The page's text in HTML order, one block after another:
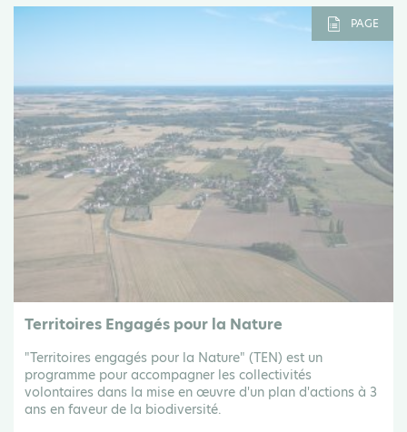
PAGE
Territoires Engagés pour la Nature
"Territoires engagés pour la Nature" (TEN) est un
programme pour accompagner les collectivités
volontaires dans la mise en œuvre d'un plan d'actions à 3
ans en faveur de la biodiversité.